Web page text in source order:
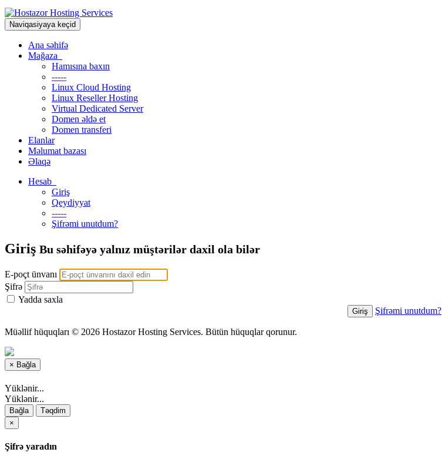
Naviqasiyaya keçid
Ana səhifə
Mağaza
Hamısına baxın
-----
Linux Cloud Hosting
Linux Reseller Hosting
Virtual Dedicated Server
Domen əldə et
Domen transferi
Elanlar
Məlumat bazası
Əlaqə
Hesab
Giriş
Qeydiyyat
-----
Şifrəmi unutdum?
Giriş Bu səhifəyə yalnız müştərilər daxil ola bilər
E-poçt ünvanı
Şifrə
Yadda saxla
Şifrəmi unutdum?
Müəllif hüquqları © 2026 Hostazor Hosting Services. Bütün hüquqlar qorunur.
× Bağla
Yüklənir...
Yüklənir...
Bağla
Təqdim
×
Şifrə yaradın